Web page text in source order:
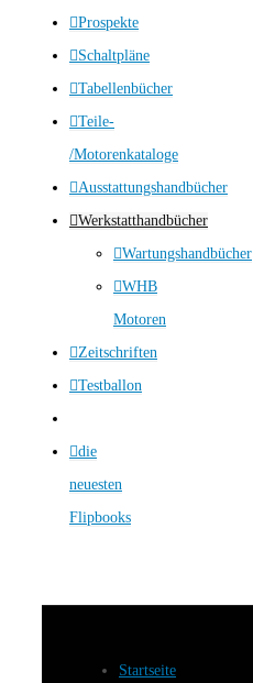
Prospekte
Schaltpläne
Tabellenbücher
Teile-
/Motorenkataloge
Ausstattungshandbücher
Werkstatthandbücher
Wartungshandbücher
WHB
Motoren
Zeitschriften
Testballon
die
neuesten
Flipbooks
Startseite